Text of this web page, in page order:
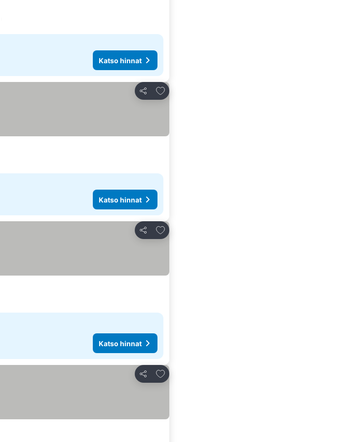
Katso hinnat
Jaa
Lisää suosikkeihin
Katso hinnat
Jaa
Lisää suosikkeihin
Katso hinnat
Jaa
Lisää suosikkeihin